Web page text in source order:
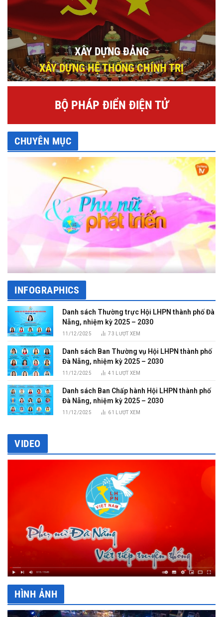
XÂY DỰNG ĐẢNG
XÂY DỰNG HỆ THỐNG CHÍNH TRỊ
BỘ PHÁP ĐIỂN ĐIỆN TỬ
CHUYÊN MỤC
INFOGRAPHICS
Danh sách Thường trực Hội LHPN thành phố Đà
Nẵng, nhiệm kỳ 2025 – 2030
11/12/2025 73 LƯỢT XEM
Danh sách Ban Thường vụ Hội LHPN thành phố
Đà Nẵng, nhiệm kỳ 2025 – 2030
11/12/2025 41 LƯỢT XEM
Danh sách Ban Chấp hành Hội LHPN thành phố
Đà Nẵng, nhiệm kỳ 2025 – 2030
11/12/2025 61 LƯỢT XEM
VIDEO
HÌNH ẢNH